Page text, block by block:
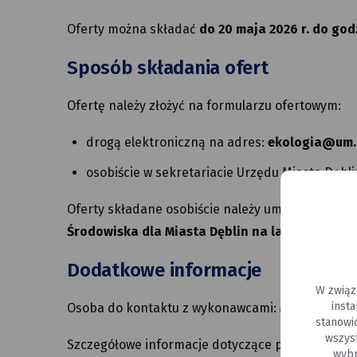
Oferty można składać do 20 maja 2026 r. do
Sposób składania ofert
Ofertę należy złożyć na formularzu ofertowym:
drogą elektroniczną na adres:
osobiście w sekretariacie Urzędu Miasta
Oferty składane osobiście należy umieścić w
Środowiska dla Miasta Dęblin na lata
Dodatkowe informacje
Osoba do kontaktu z wykonawcami: Marcin
Szczegółowe informacje dotyczące
W